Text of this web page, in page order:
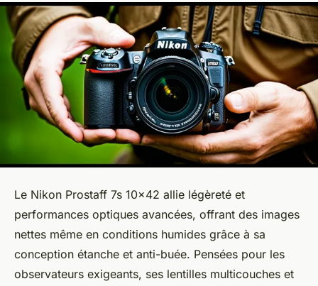
Le Nikon Prostaff 7s 10x42 allie légèreté et
performances optiques avancées, offrant des images
nettes même en conditions humides grâce à sa
conception étanche et anti-buée. Pensées pour les
observateurs exigeants, ses lentilles multicouches et